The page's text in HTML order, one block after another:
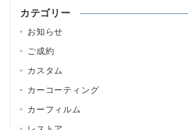
カテゴリー
お知らせ
ご成約
カスタム
カーコーティング
カーフィルム